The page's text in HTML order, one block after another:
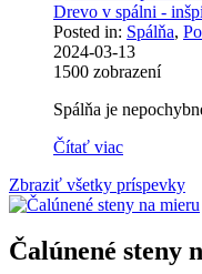
Drevo v spálni -
Posted in: Spálňa,
2024-03-13
1500 zobrazení
Spálňa je
Čítať viac
Zbraziť všetky príspevky
Čalúnené steny